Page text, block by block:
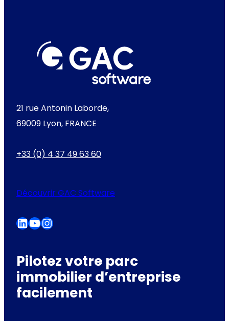
21 rue Antonin Laborde,
69009 Lyon, FRANCE
+33 (0) 4 37 49 63 60
Découvrir GAC Software
LinkedIn YouTube Instagram
Pilotez votre parc
immobilier d’entreprise
facilement